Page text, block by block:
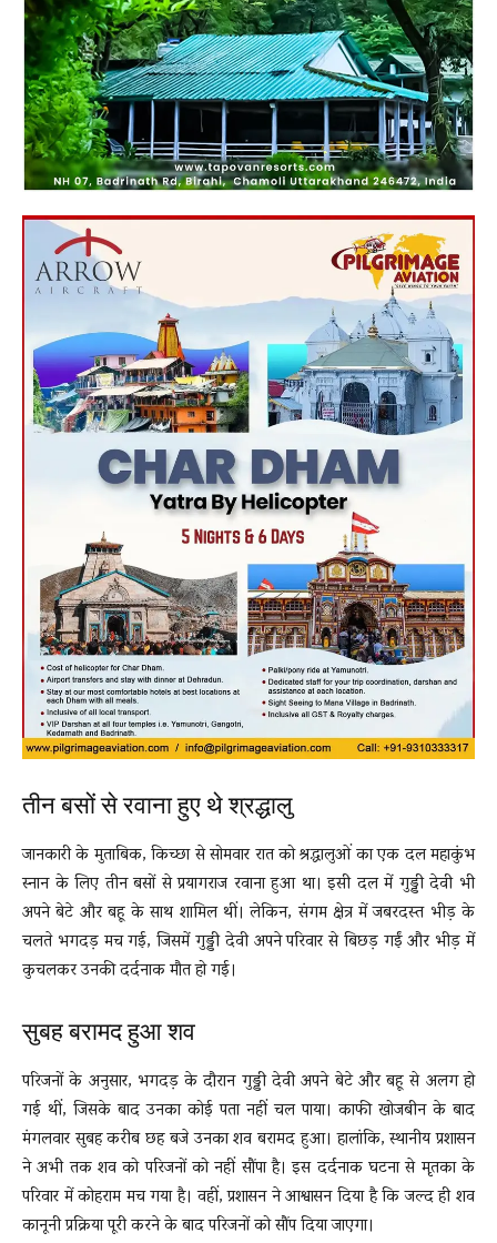
तीन बसों से रवाना हुए थे श्रद्धालु
जानकारी के मुताबिक, किच्छा से सोमवार रात को श्रद्धालुओं का एक दल महाकुंभ
स्नान के लिए तीन बसों से प्रयागराज रवाना हुआ था। इसी दल में गुड्डी देवी भी
अपने बेटे और बहू के साथ शामिल थीं। लेकिन, संगम क्षेत्र में जबरदस्त भीड़ के
चलते भगदड़ मच गई, जिसमें गुड्डी देवी अपने परिवार से बिछड़ गईं और भीड़ में
कुचलकर उनकी दर्दनाक मौत हो गई।
सुबह बरामद हुआ शव
परिजनों के अनुसार, भगदड़ के दौरान गुड्डी देवी अपने बेटे और बहू से अलग हो
गई थीं, जिसके बाद उनका कोई पता नहीं चल पाया। काफी खोजबीन के बाद
मंगलवार सुबह करीब छह बजे उनका शव बरामद हुआ। हालांकि, स्थानीय प्रशासन
ने अभी तक शव को परिजनों को नहीं सौंपा है। इस दर्दनाक घटना से मृतका के
परिवार में कोहराम मच गया है। वहीं, प्रशासन ने आश्वासन दिया है कि जल्द ही शव
कानूनी प्रक्रिया पूरी करने के बाद परिजनों को सौंप दिया जाएगा।